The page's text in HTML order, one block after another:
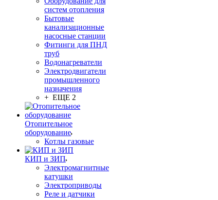
систем отопления
Бытовые
канализационные
насосные станции
Фитинги для ПНД
труб
Водонагреватели
Электродвигатели
промышленного
назначения
+ ЕЩЕ 2
Отопительное
оборудование
Котлы газовые
КИП и ЗИП
Электромагнитные
катушки
Электроприводы
Реле и датчики